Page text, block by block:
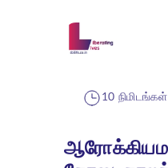
10 நிமிடங்கள்